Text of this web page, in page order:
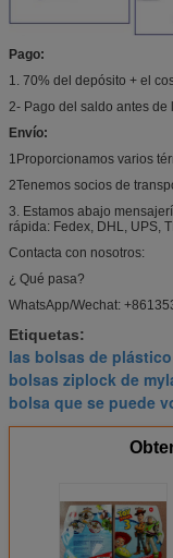
Pago:
1. 70% del depósito + el
2- Pago del saldo antes de
Envío:
1Proporcionamos varios
2Tenemos socios de
3. Estamos abajo
rápida: Fedex, DHL, UPS,
Contacta con nosotros:
¿ Qué pasa?
WhatsApp/Wechat:
Etiquetas:
las bolsas de
bolsas ziplock de
bolsa que se puede